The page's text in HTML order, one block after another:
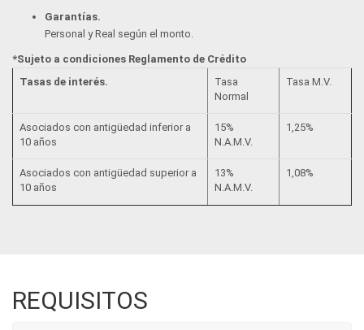
Garantías.
Personal y Real según el monto.
*Sujeto a condiciones Reglamento de Crédito
Tasas de interés.
Tasa
Normal
Tasa M.V.
Asociados con antigüedad inferior a
10 años
15%
N.A.M.V.
1,25%
Asociados con antigüedad superior a
10 años
13%
N.A.M.V.
1,08%
REQUISITOS